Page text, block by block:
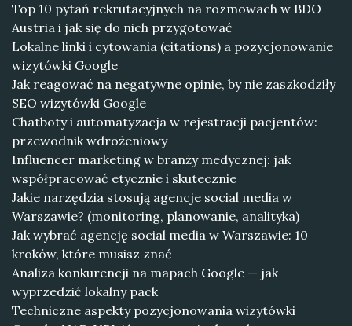
Top 10 pytań rekrutacyjnych na rozmowach w BDO
Austria i jak się do nich przygotować
Lokalne linki i cytowania (citations) a pozycjonowanie
wizytówki Google
Jak reagować na negatywne opinie, by nie zaszkodziły
SEO wizytówki Google
Chatboty i automatyzacja w rejestracji pacjentów:
przewodnik wdrożeniowy
Influencer marketing w branży medycznej: jak
współpracować etycznie i skutecznie
Jakie narzędzia stosują agencje social media w
Warszawie? (monitoring, planowanie, analityka)
Jak wybrać agencję social media w Warszawie: 10
kroków, które musisz znać
Analiza konkurencji na mapach Google — jak
wyprzedzić lokalny pack
Techniczne aspekty pozycjonowania wizytówki